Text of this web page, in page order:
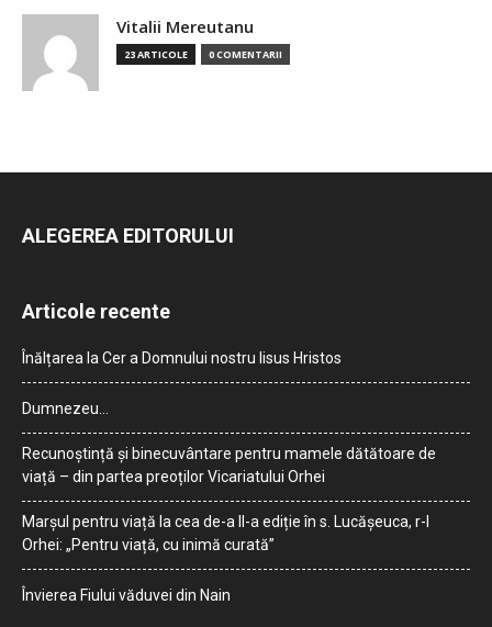
Vitalii Mereutanu
23 ARTICOLE 0 COMENTARII
ALEGEREA EDITORULUI
Articole recente
Înălțarea la Cer a Domnului nostru Iisus Hristos
Dumnezeu…
Recunoștință și binecuvântare pentru mamele dătătoare de
viață – din partea preoților Vicariatului Orhei
Marșul pentru viață la cea de-a II-a ediție în s. Lucășeuca, r-l
Orhei: „Pentru viață, cu inimă curată”
Învierea Fiului văduvei din Nain